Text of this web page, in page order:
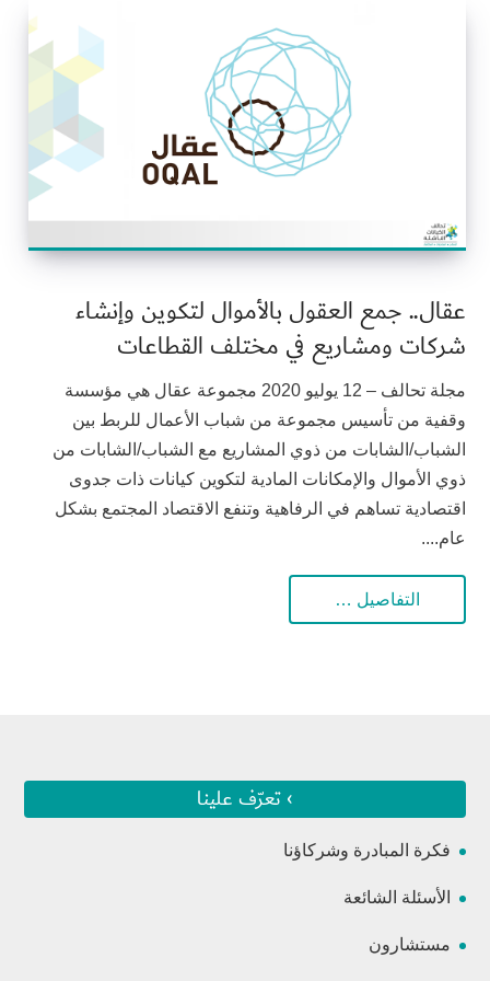
عقال.. جمع العقول بالأموال لتكوين وإنشاء
شركات ومشاريع في مختلف القطاعات
مجلة تحالف – 12 يوليو 2020 مجموعة عقال هي مؤسسة
وقفية من تأسيس مجموعة من شباب الأعمال للربط بين
الشباب/الشابات من ذوي المشاريع مع الشباب/الشابات من
ذوي الأموال والإمكانات المادية لتكوين كيانات ذات جدوى
اقتصادية تساهم في الرفاهية وتنفع الاقتصاد المجتمع بشكل
عام....
التفاصيل …
› تعرّف علينا
فكرة المبادرة وشركاؤنا
الأسئلة الشائعة
مستشارون